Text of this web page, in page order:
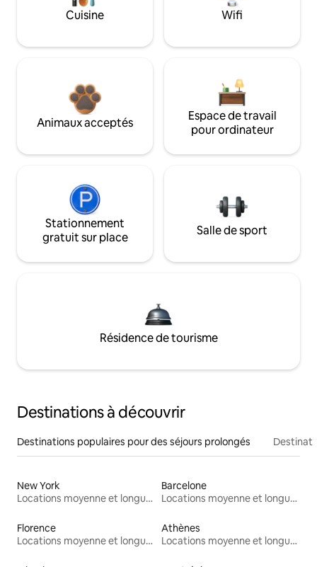
Cuisine Wifi
Animaux acceptés
Espace de travail
pour ordinateur
Stationnement
gratuit sur place
Salle de sport
Résidence de tourisme
Destinations à découvrir
Destinations populaires pour des séjours prolongés
New York
Locations moyenne et longue durée
Barcelone
Locations moyenne et longue durée
Florence
Locations moyenne et longue durée
Athènes
Locations moyenne et longue durée